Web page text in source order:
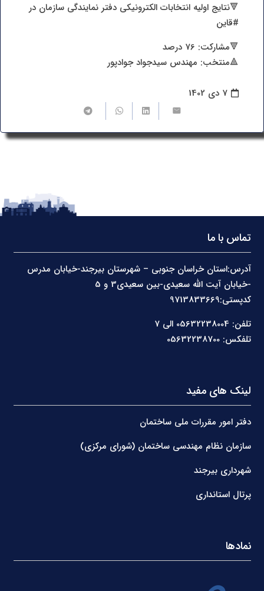
🔻نتایج اولیه انتخابات الکترونیکی دفتر نمایندگی سازمان در
#قاین
🔻مشارکت: 76 درصد
🔺منتخب: مهندس سیدجواد جوادپور
7 دی 1402
تماس با ما
آدرس:استان خراسان جنوبی – شهرستان بیرجند-خیابان مدرس
کدپستی:9713833669
تلفن: 05632238004 الی 7
تلفکس: 05632238700
لینک های مفید
دفتر امور مقررات ملی ساختمان
سازمان نظام مهندسی ساختمان (شورای مرکزی)
شهرداری بیرجند
پرتال استانداری
نمادها